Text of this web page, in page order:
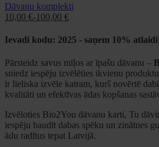
Dāvanu komplekti
10,00 €-100,00 €
Ievadi kodu: 2025 - saņem 10%
Pārsteidz savus mīļos ar īpašu dāvanu –
sniedz iespēju izvēlēties ikvienu
ir lieliska izvēle katram, kurš novērtē
kvalitāti un efektīvas ādas kopšanas
Izvēloties Bio2You dāvanu karti, Tu
iespēju baudīt dabas spēku un zinātnes
ādu radītus tepat Latvijā.